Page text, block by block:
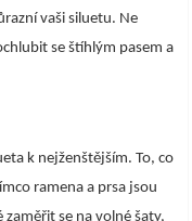
vaši siluetu. Ne
se štíhlým pasem a
k nejženštějším. To, co
ramena a prsa jsou
se na volné šaty,